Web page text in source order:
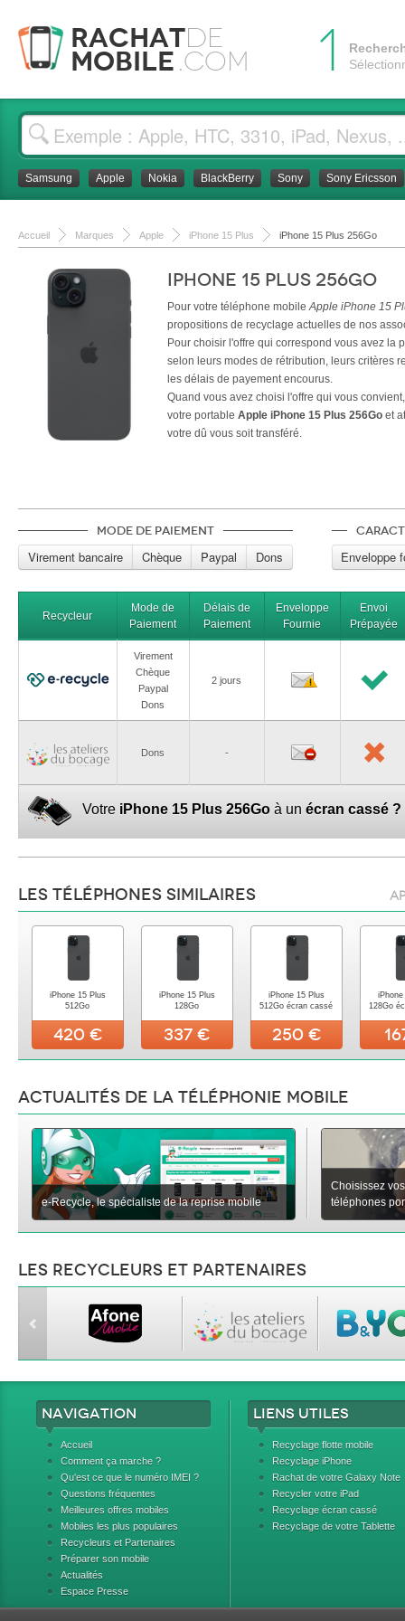
Rachatde
Mobile .com 1
Samsung Apple Nokia BlackBerry Sony Sony Ericsson
Accueil Marques Apple iPhone 15 Plus iPhone 15 Plus 256Go
iPhone 15 Plus 256Go
Pour votre téléphone mobileApple iPhone 15
propositions de recyclage actuelles de nos
Pour choisir l'offre qui correspond vous avez la
selon leurs modes de rétribution, leurs critères
les délais de payement encourus.
Quand vous avez choisi l'offre qui vous
votre portable Apple iPhone 15 Plus 256Go et
votre dû vous soit transféré.
Mode de paiement
Virement bancaire Chèque Paypal Dons Enveloppe
Recycleur
Mode de
Paiement
Délais de
Paiement
Enveloppe
Fournie
Envoi
Prépayée
Virement
Chèque
Paypal
Dons
2 jours
Dons -
Votre iPhone 15 Plus 256Go à un écran cassé ?
Les téléphones similaires
iPhone 15 Plus
512Go
420 €
iPhone 15 Plus
128Go
337 €
iPhone 15 Plus
512Go écran cassé
250 €
128Go
Actualités de la téléphonie mobile
e-Recycle, le spécialiste de la reprise mobile
Choisissez
téléphones
Les recycleurs et partenaires
Navigation
Accueil
Comment ça marche ?
Qu'est ce que le numéro IMEI ?
Questions fréquentes
Meilleures offres mobiles
Mobiles les plus populaires
Recycleurs et Partenaires
Préparer son mobile
Actualités
Espace Presse
Liens utiles
Recyclage flotte mobile
Recyclage iPhone
Rachat de votre Galaxy Note
Recycler votre iPad
Recyclage écran cassé
Recyclage de votre Tablette